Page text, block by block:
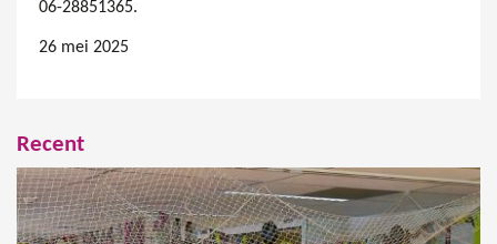
06-28851365.
26 mei 2025
Recent